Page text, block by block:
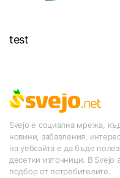
test
Svejo е социална мрежа,
новини, забавления,
на уебсайта е да бъде
десетки източници. В Svejo
подбор от потребителите.